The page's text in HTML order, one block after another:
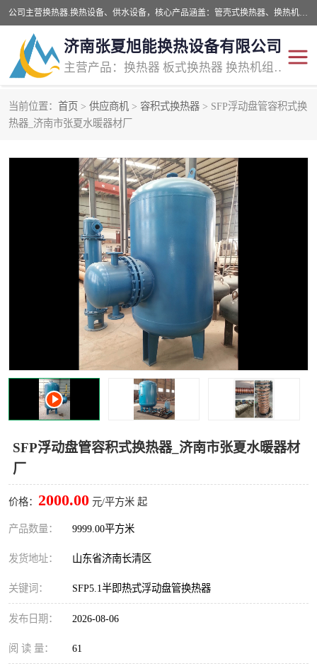
公司主营换热器.换热设备、供水设备，核心产品涵盖：管壳式换热器、换热机组、不锈钢组合式水箱、水处理设备等，提供非标设备集生产、销售、安装一体化服务，可满足全国酒店、学校、医院、商业综合体、工业项目等多场景换热与供水需求。
济南张夏旭能换热设备有限公司
主营产品：换热器 板式换热器 换热机组 供水设备 水处理设备
当前位置： 首页 > 供应商机 > 容积式换热器 > SFP浮动盘管容积式换
热器_济南市张夏水暖器材厂
SFP浮动盘管容积式换热器_济南市张夏水暖器材
厂
价格： 2000.00 元/平方米 起
产品数量： 9999.00平方米
发货地址： 山东省济南长清区
关键词： SFP5.1半即热式浮动盘管换热器
发布日期： 2026-08-06
阅 读 量： 61
管壳式换热器
汽水换热机组 板式换热设备
板式换热机组 定压补水装置
囊式膨胀水箱 水处理器设备
智能供水设备 锅炉辅机设备
非标加工设备